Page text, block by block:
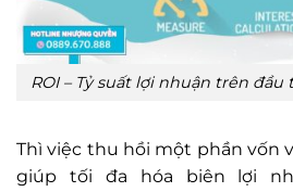
ROI – Tỷ suất lợi nhuận trên
Thì việc thu hồi một phần vốn
giúp tối đa hóa biên lợi